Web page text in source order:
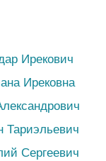
Ирекович
Ирековна
Тариэльевич
Сергеевич